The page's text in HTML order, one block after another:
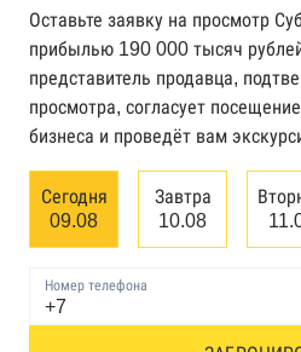
Федерального
Картотека арбитражных
арбитражного суда
банкротстве юридических
Единый федеральный
банкротстве физических
Реестр товарных знаков
Оставьте заявку на просмотр
прибылью 190 000 тысяч
представитель продавца,
просмотра, согласует
бизнеса и проведёт вам
Сегодня
09.08
Завтра
10.08
Номер телефона